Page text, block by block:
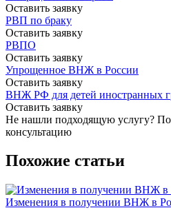
Оставить заявку
РВП по браку
Оставить заявку
РВПО
Оставить заявку
Упрощенное ВНЖ в России
Оставить заявку
ВНЖ РФ для детей иностранных
Оставить заявку
Не нашли подходящую услугу?
консультацию
Похожие статьи
Изменения в получении ВНЖ в